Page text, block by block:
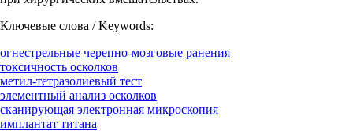
Ключевые слова / Keywords:
огнестрельные черепно-мозговые ранения
токсичность осколков
метил-тетразолиевый тест
элементный анализ осколков
сканирующая электронная микроскопия
имплантат титана